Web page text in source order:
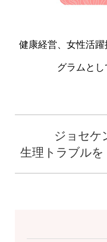
健康経営、女性活
グラムとし
ジョセケ
生理トラブル